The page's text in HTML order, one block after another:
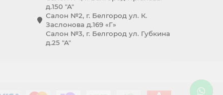
д.150 "А"
Салон №2, г. Белгород ул. К.
Заслонова д.169 «Г»
Салон №3, г. Белгород ул. Губкина
д.25 "А"